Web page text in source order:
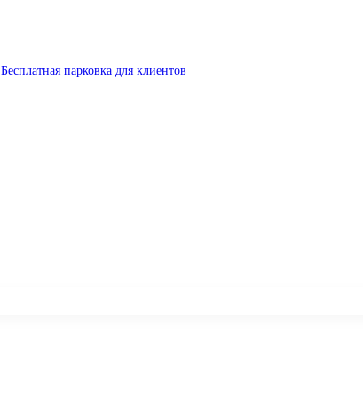
Бесплатная парковка для клиентов